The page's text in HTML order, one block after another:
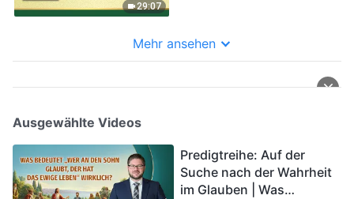
29:07
Mehr ansehen
Ausgewählte Videos
Predigtreihe: Auf der
Suche nach der Wahrheit
im Glauben | Was